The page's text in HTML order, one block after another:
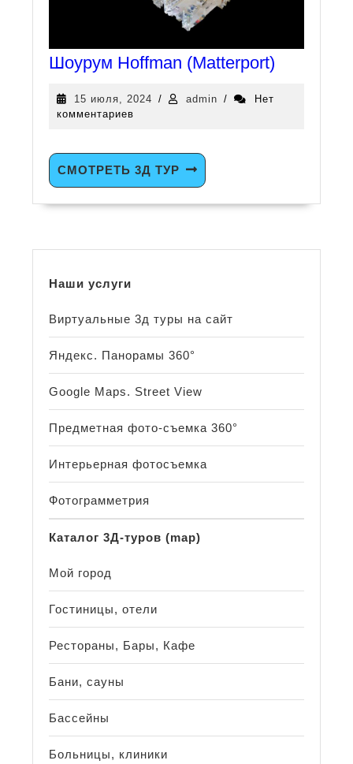
Шоурум Hoffman (Matterport)
15 июля, 2024 / admin /
Нет
комментариев
СМОТРЕТЬ 3Д ТУР
Наши услуги
Виртуальные 3д туры на сайт
Яндекс. Панорамы 360°
Google Maps. Street View
Предметная фото-съемка 360°
Интерьерная фотосъемка
Фотограмметрия
Каталог 3Д-туров (map)
Мой город
Гостиницы, отели
Рестораны, Бары, Кафе
Бани, сауны
Бассейны
Больницы, клиники